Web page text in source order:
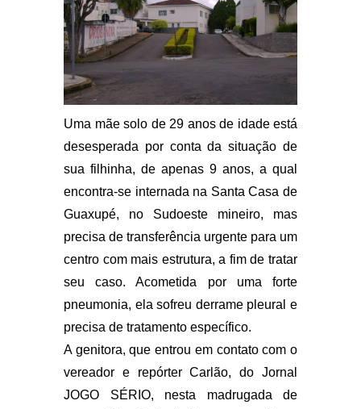
Uma mãe solo de 29 anos de idade está
desesperada por conta da situação de
sua filhinha, de apenas 9 anos, a qual
encontra-se internada na Santa Casa de
Guaxupé, no Sudoeste mineiro, mas
precisa de transferência urgente para um
centro com mais estrutura, a fim de tratar
seu caso. Acometida por uma forte
pneumonia, ela sofreu derrame pleural e
precisa de tratamento específico.
A genitora, que entrou em contato com o
vereador e repórter Carlão, do Jornal
JOGO SÉRIO, nesta madrugada de